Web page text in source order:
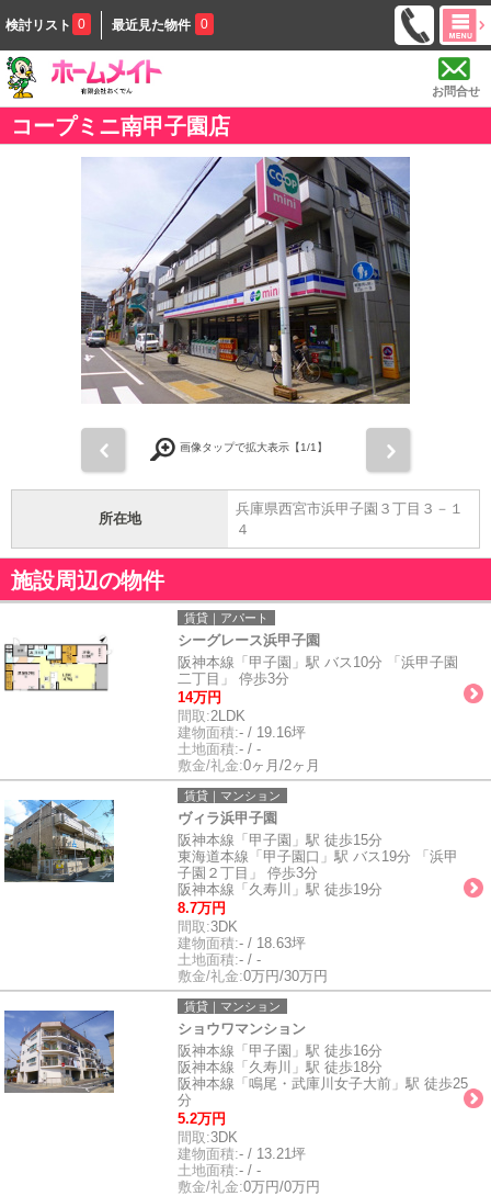
検討リスト 0 最近見た物件 0
お問合せ
コープミニ南甲子園店
画像タップで拡大表示【1/1】
所在地
兵庫県西宮市浜甲子園３丁目３－１
４
施設周辺の物件
賃貸｜アパート
シーグレース浜甲子園
阪神本線「甲子園」駅 バス10分 「浜甲子園
二丁目」 停歩3分
14万円
間取:2LDK
建物面積:- / 19.16坪
土地面積:- / -
敷金/礼金:0ヶ月/2ヶ月
賃貸｜マンション
ヴィラ浜甲子園
阪神本線「甲子園」駅 徒歩15分
東海道本線「甲子園口」駅 バス19分 「浜甲
子園２丁目」 停歩3分
阪神本線「久寿川」駅 徒歩19分
8.7万円
間取:3DK
建物面積:- / 18.63坪
土地面積:- / -
敷金/礼金:0万円/30万円
賃貸｜マンション
ショウワマンション
阪神本線「甲子園」駅 徒歩16分
阪神本線「久寿川」駅 徒歩18分
阪神本線「鳴尾・武庫川女子大前」駅 徒歩25
分
5.2万円
間取:3DK
建物面積:- / 13.21坪
土地面積:- / -
敷金/礼金:0万円/0万円